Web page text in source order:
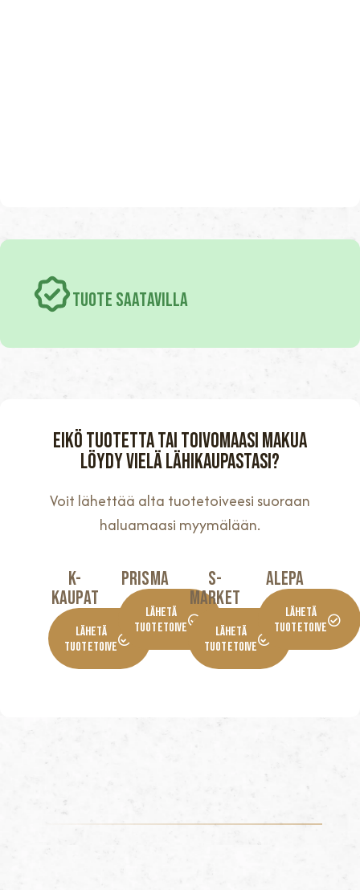
TUOTE SAATAVILLA
Eikö tuotetta tai toivomaasi makua
löydy vielä lähikaupastasi?
Voit lähettää alta tuotetoiveesi suoraan
haluamaasi myymälään.
K-
KaupaT
Lähetä
Tuotetoive
Prisma
Lähetä
Tuotetoive
S-
Market
Lähetä
Tuotetoive
Alepa
Lähetä
Tuotetoive